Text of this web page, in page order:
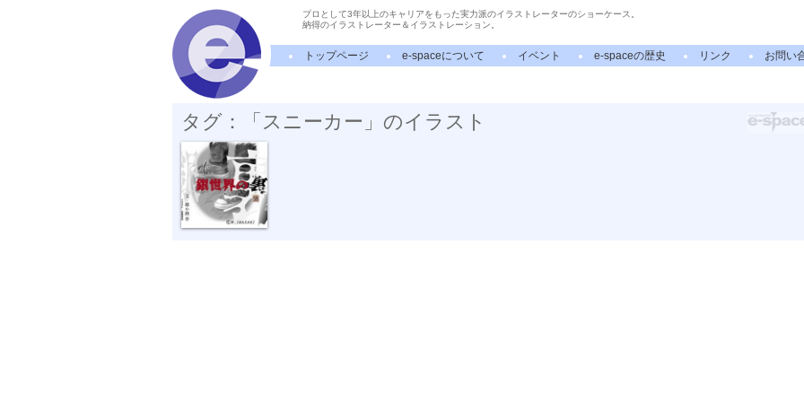
プロとして3年以上のキャリアをもった実力派のイラストレーターのショーケース。
納得のイラストレーター＆イラストレーション。
トップページ e-spaceについて イベント e-spaceの歴史 リンク お問い
タグ：「スニーカー」のイラスト
銀世界の裏・...